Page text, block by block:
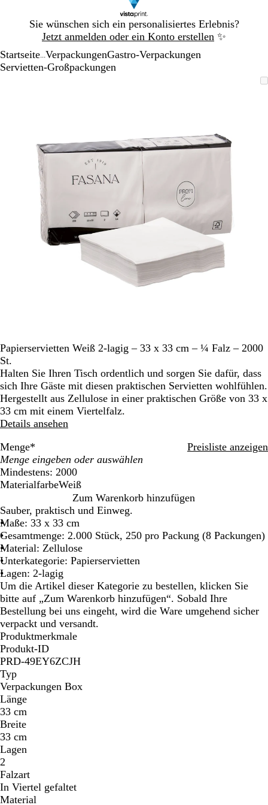
Sie wünschen sich ein personalisiertes Erlebnis?
Jetzt anmelden oder ein Konto erstellen ✨
Galeriebild
1
Startseite VerpackungenGastro-Verpackungen
Servietten-Großpackungen
und
-
zum
Zoomen
und
die
Pfeiltasten
Papierservietten Weiß 2-lagig – 33 x 33 cm – ¼ Falz – 2000
St.
Halten Sie Ihren Tisch ordentlich und sorgen Sie dafür, dass
sich Ihre Gäste mit diesen praktischen Servietten wohlfühlen.
Hergestellt aus Zellulose in einer praktischen Größe von 33 x
33 cm mit einem Viertelfalz.
Details ansehen
Menge* Preisliste anzeigen
Mindestens: 2000
MaterialfarbeWeiß
e
i
ß
Zum Warenkorb hinzufügen
Sauber, praktisch und Einweg.
Maße: 33 x 33 cm
Gesamtmenge: 2.000 Stück, 250 pro Packung (8 Packungen)
Material: Zellulose
Unterkategorie: Papierservietten
Lagen: 2-lagig
Um die Artikel dieser Kategorie zu bestellen, klicken Sie
bitte auf „Zum Warenkorb hinzufügen“. Sobald Ihre
Bestellung bei uns eingeht, wird die Ware umgehend sicher
verpackt und versandt.
Produktmerkmale
Produkt-ID
PRD-49EY6ZCJH
Typ
Verpackungen Box
Länge
33 cm
Breite
33 cm
Lagen
2
Falzart
In Viertel gefaltet
Material